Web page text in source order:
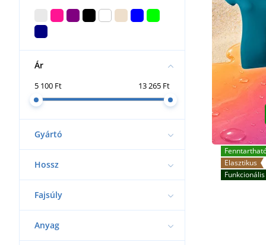
Ár
5 100 Ft 13 265 Ft
Gyártó
Hossz
Fajsúly
Anyag
Elasztikus
Funkcionális